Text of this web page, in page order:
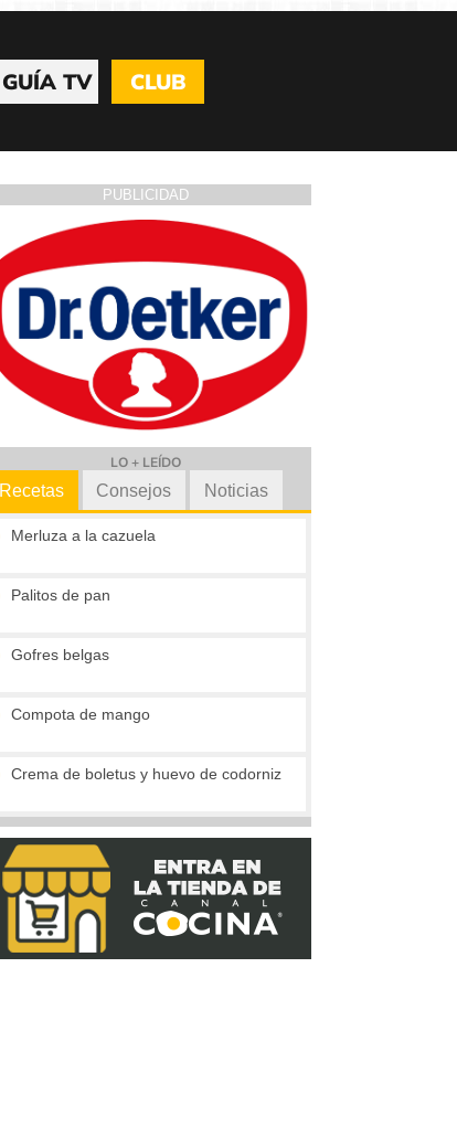
GUÍA TV CLUB
PUBLICIDAD
LO + LEÍDO
Recetas
Merluza a la cazuela
Palitos de pan
Gofres belgas
Compota de mango
Crema de boletus y huevo de codorniz
Vieiras con jamón y reducción al cava
Consejos Noticias